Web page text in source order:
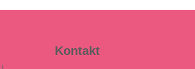
Kontakt